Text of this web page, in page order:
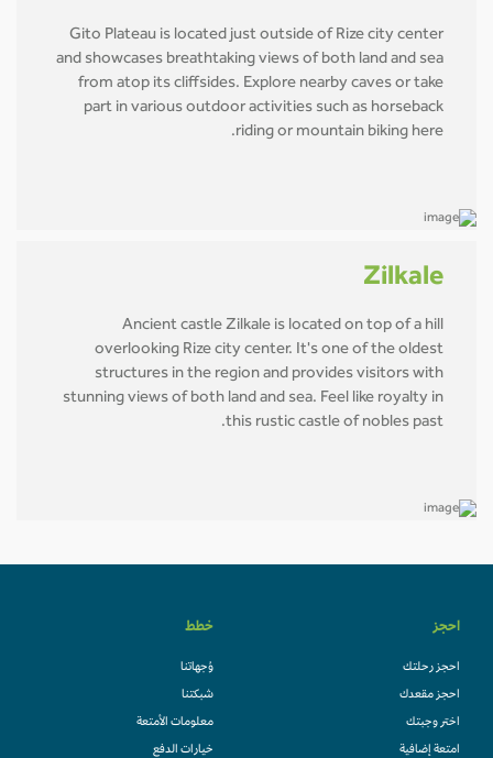
Gito Plateau is located just outside of Rize city center
and showcases breathtaking views of both land and sea
from atop its cliffsides. Explore nearby caves or take
part in various outdoor activities such as horseback
riding or mountain biking here.
Zilkale
Ancient castle Zilkale is located on top of a hill
overlooking Rize city center. It's one of the oldest
structures in the region and provides visitors with
stunning views of both land and sea. Feel like royalty in
this rustic castle of nobles past.
احجز
احجز رحلتك
احجز مقعدك
اختر وجبتك
امتعة إضافية
خطط
وُجهاتنا
شبكتنا
معلومات الأمتعة
خيارات الدفع